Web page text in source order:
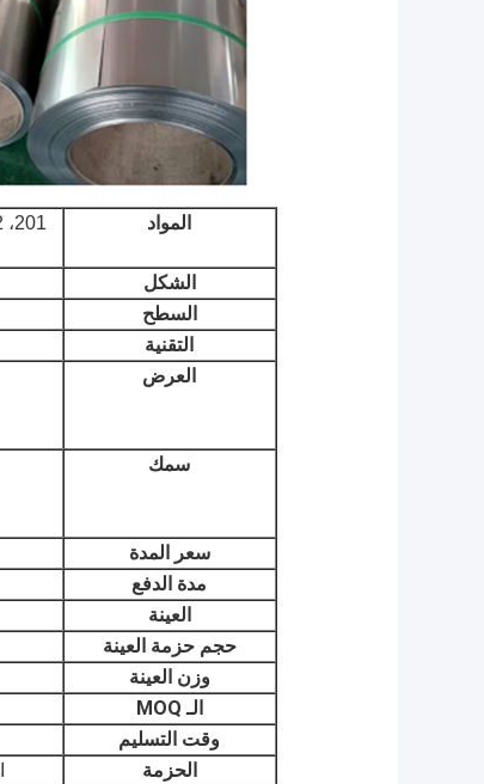
المواد
الشكل
السطح
التقنية
العرض
سمك
سعر المدة
مدة الدفع
العينة
حجم حزمة العينة
وزن العينة
الـ MOQ
وقت التسليم
الحزمة